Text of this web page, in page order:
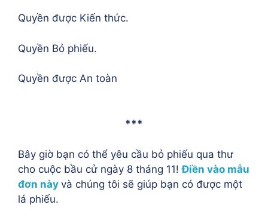
Quyền được Kiến thức.
Quyền Bỏ phiếu.
Quyền được An toàn
***
Bây giờ bạn có thể yêu cầu bỏ phiếu qua thư
cho cuộc bầu cử ngày 8 tháng 11!Điền vào mẫu
đơn này và chúng tôi sẽ giúp bạn có được một
lá phiếu.